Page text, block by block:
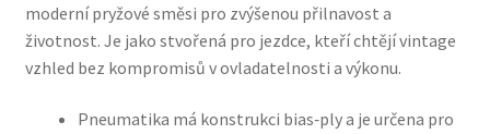
moderní pryžové směsi pro zvýšenou přilnavost a
životnost. Je jako stvořená pro jezdce, kteří chtějí vintage
vzhled bez kompromisů v ovladatelnosti a výkonu.
Pneumatika má konstrukci bias‑ply a je určena pro